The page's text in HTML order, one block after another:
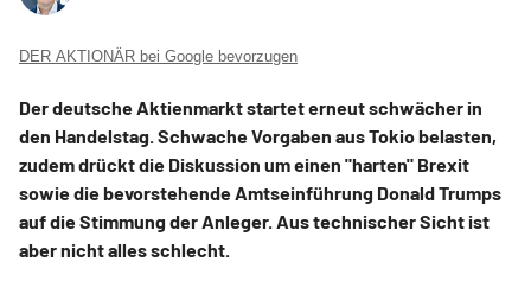
DER AKTIONÄR bei Google bevorzugen
Der deutsche Aktienmarkt startet erneut schwächer in
den Handelstag. Schwache Vorgaben aus Tokio belasten,
zudem drückt die Diskussion um einen "harten" Brexit
sowie die bevorstehende Amtseinführung Donald Trumps
auf die Stimmung der Anleger. Aus technischer Sicht ist
aber nicht alles schlecht.